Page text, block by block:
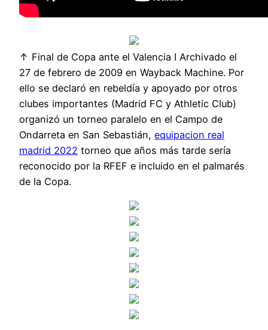
↑ Final de Copa ante el Valencia I Archivado el
27 de febrero de 2009 en Wayback Machine. Por
ello se declaró en rebeldía y apoyado por otros
clubes importantes (Madrid FC y Athletic Club)
organizó un torneo paralelo en el Campo de
Ondarreta en San Sebastián, equipacion real
madrid 2022 torneo que años más tarde sería
reconocido por la RFEF e incluido en el palmarés
de la Copa.